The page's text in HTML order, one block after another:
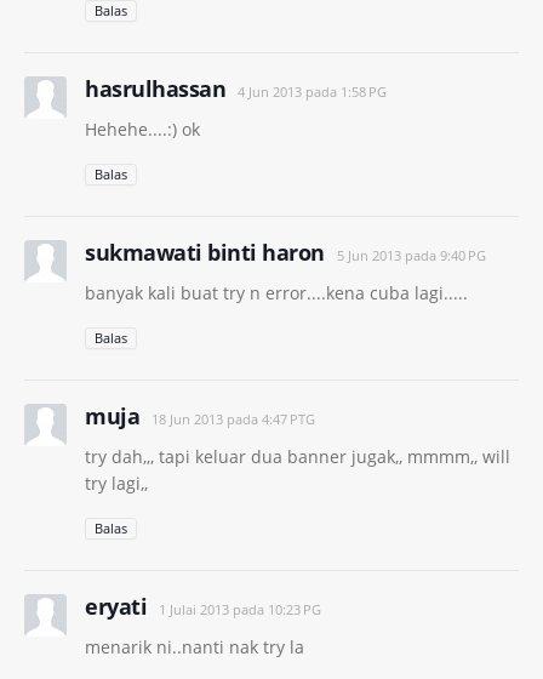
Balas
hasrulhassan 4 Jun 2013 pada 1:58 PG
Hehehe....:) ok
Balas
sukmawati binti haron 5 Jun 2013 pada 9:40 PG
banyak kali buat try n error....kena cuba lagi.....
Balas
muja 18 Jun 2013 pada 4:47 PTG
try dah,,, tapi keluar dua banner jugak,, mmmm,, will
try lagi,,
Balas
eryati 1 Julai 2013 pada 10:23 PG
menarik ni..nanti nak try la